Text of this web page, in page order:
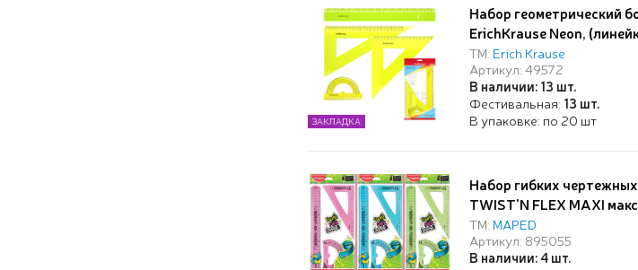
Набор геометрический
ErichKrause Neon,
транспортир), желтый (в
ТМ: Erich Krause
Артикул: 49572
В наличии: 13 шт.
Фестивальная: 13 шт.
В упаковке: по 20 шт
ЗАКЛАДКА
Набор гибких
TWIST'N FLEX MAXI
угольники 21см,
ассорти
ТМ: MAPED
Артикул: 895055
В наличии: 4 шт.